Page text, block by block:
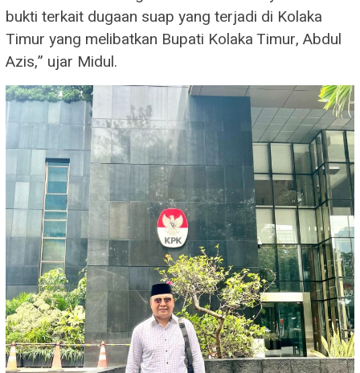
bukti terkait dugaan suap yang terjadi di Kolaka
Timur yang melibatkan Bupati Kolaka Timur, Abdul
Azis,” ujar Midul.